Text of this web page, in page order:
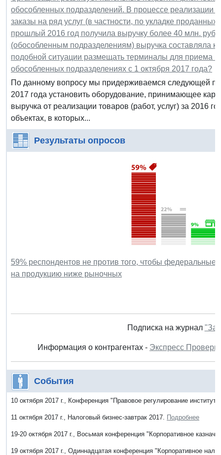
обособленных подразделений. В процессе реализации
заказы на ряд услуг (в частности, по укладке
прошлый 2016 год получила выручку более 40 млн.
(обособленным подразделениям) выручка составляла
подобной ситуации размещать терминалы для приема
обособленных подразделениях с 1 октября 2017 года?
По данному вопросу мы придерживаемся следующей
2017 года установить оборудование, принимающее
выручка от реализации товаров (работ, услуг) за 2016
объектах, в которых...
Результаты опросов
59% респондентов не против того, чтобы
на продукцию ниже рыночных
Подписка на журнал
Информация о контрагентах - Экспресс
События
10 октября 2017 г., Конференция "Правовое регулирование
11 октября 2017 г., Налоговый бизнес-завтрак 2017. Подробнее
19-20 октября 2017 г., Восьмая конференция "Корпоративное
19 октября 2017 г., Одиннадцатая конференция "Корпоративное